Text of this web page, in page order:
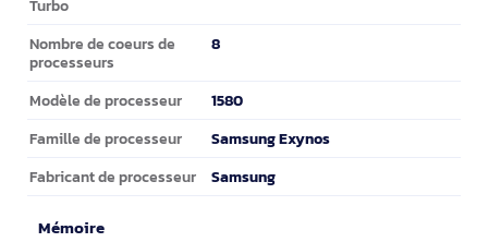
Turbo
Nombre de coeurs de
processeurs
8
Modèle de processeur 1580
Famille de processeur Samsung Exynos
Fabricant de processeur Samsung
Mémoire